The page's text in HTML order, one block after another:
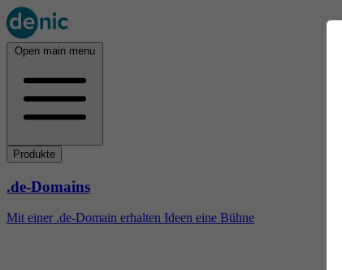
Open main menu
Produkte
.de-Domains
Mit einer .de-Domain erhalten Ideen eine Bühne